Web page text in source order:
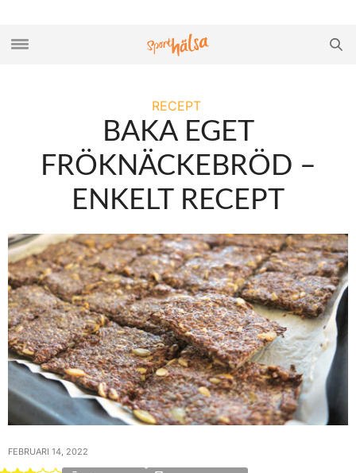
RECEPT
BAKA EGET
FRÖKNÄCKEBRÖD –
ENKELT RECEPT
FEBRUARI 14, 2022